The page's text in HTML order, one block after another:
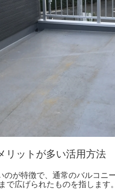
リットが多い活用方法
が特徴で、通常のバルコニ
で広げられたものを指します。